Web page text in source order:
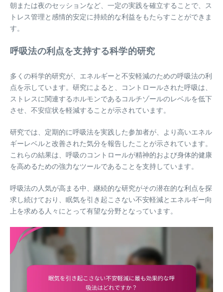
朝または夜のセッションなど、一定の実践を確立することで、ス
トレス管理と感情的安定に持続的な利益をもたらすことができま
す。
呼吸法の利点を支持する科学的研究
多くの科学的研究が、エネルギーと不安軽減のための呼吸法の利
点を示しています。研究によると、コントロールされた呼吸は、
ストレスに関連するホルモンであるコルチゾールのレベルを低下
させ、不安症状を軽減することが示されています。
研究では、定期的に呼吸法を実践した参加者が、より高いエネル
ギーレベルと改善された気分を報告したことが示されています。
これらの結果は、呼吸のコントロールが精神的および身体的健康
を高めるための強力なツールであることを支持しています。
呼吸法の人気が高まる中、継続的な研究がその潜在的な利点を探
求し続けており、眠気を引き起こさない不安軽減とエネルギー向
上を求める人々にとって有望な分野となっています。